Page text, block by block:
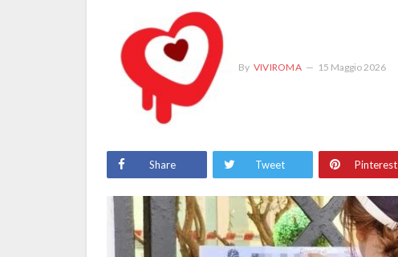
By VIVIROMA 15 Maggio 2026
Share Tweet Pinterest